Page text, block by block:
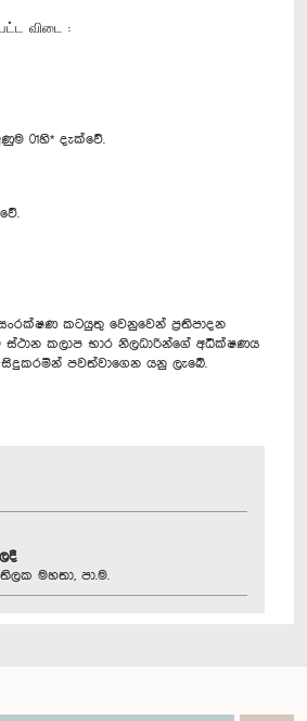
விடை :
01හි* දැක්වේ.
සංරක්ෂණ කටයුතු වෙනුවෙන් ප්‍රතිපාදන
කලාප භාර නිලධාරින්ගේ අධීක්ෂණය
පවත්වාගෙන යනු ලැබේ.
මහතා, පා.ම.